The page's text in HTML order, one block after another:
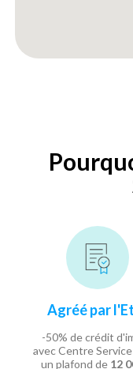
Agréé par
-50% de crédit
avec Centre
un plafond de 12